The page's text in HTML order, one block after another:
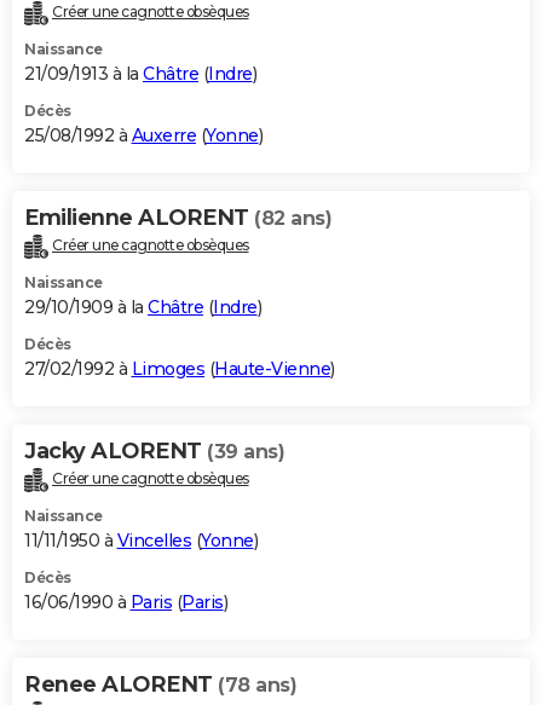
Créer une cagnotte obsèques
Naissance
21/09/1913 à la Châtre (Indre)
Décès
25/08/1992 à Auxerre (Yonne)
Emilienne ALORENT (82 ans)
Créer une cagnotte obsèques
Naissance
29/10/1909 à la Châtre (Indre)
Décès
27/02/1992 à Limoges (Haute-Vienne)
Jacky ALORENT (39 ans)
Créer une cagnotte obsèques
Naissance
11/11/1950 à Vincelles (Yonne)
Décès
16/06/1990 à Paris (Paris)
Renee ALORENT (78 ans)